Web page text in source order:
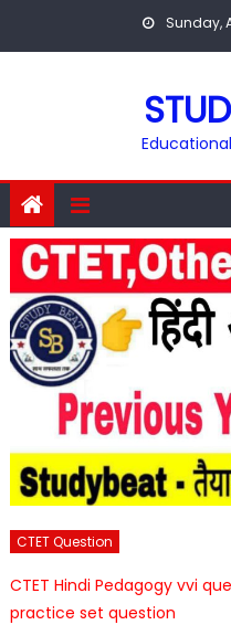
Sunday,
CTET Question
CTET Hindi Pedagogy vvi
practice set question